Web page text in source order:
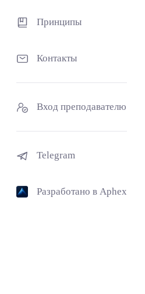
Принципы
Контакты
Вход преподавателю
Telegram
Разработано в Aphex